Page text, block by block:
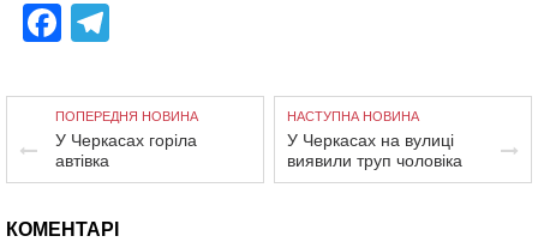
Facebook
ПОПЕРЕДНЯ НОВИНА
У Черкасах горіла
автівка
НАСТУПНА НОВИНА
У Черкасах на вулиці
виявили труп чоловіка
КОМЕНТАРІ